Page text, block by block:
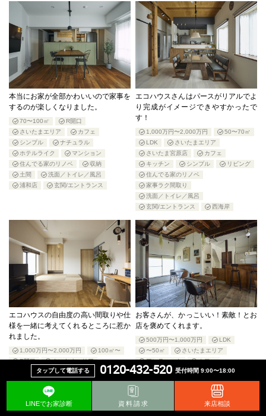
タップして電話する 0120-432-520 受付時間 9:00〜18:00
LINEでお家診断 資料請求 来店相談
本当にお家が全部かわいいので家事を
するのが楽しくなりました。
70〜100㎡
R開口
さいたまエリア
カフェ
シンプル
ナチュラル
ホテルライク
マンション
住んでる家のリノベ
収納
土間
洗面／トイレ／風呂
浦和店
玄関/エントランス
エコハウスさんはパースがリアルでよ
り完成がイメージできやすかったで
す！
1,000万円〜2,000万円
50〜70㎡
LDK
さいたまエリア
さいたま宮原店
カフェ
キッチン
シンプル
リビング
住んでる家のリノベ
家事ラク間取り
洗面／トイレ／風呂
玄関/エントランス
西海岸
エコハウスの自由度の高い間取りや仕
様を一緒に考えてくれるところに惹か
れました。
1,000万円〜2,000万円
100㎡〜
R開口
さいたまエリア
カウンター
カフェ
キッチン
シンプル
ナチュラル
パントリー/家事室
マンション
リビング
お客さんが、かっこいい！素敵！とお
店を褒めてくれます。
500万円〜1,000万円
LDK
〜50㎡
さいたまエリア
アンティーク
カフェ
シンプル
ナチュラル
パントリー/家事室
ラフ
住んでる家のリノベ
収納